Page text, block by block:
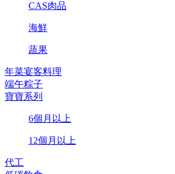
CAS肉品
海鮮
蔬果
年菜宴客料理
端午粽子
寶寶系列
6個月以上
12個月以上
代工